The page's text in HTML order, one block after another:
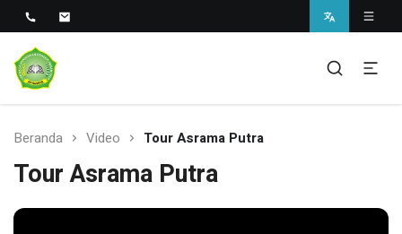
SMAS Unggul Ar Rahman
Sekolah Unggul Berbasis Pesantren di Sukabumi
Beranda Video Tour Asrama Putra
Tour Asrama Putra